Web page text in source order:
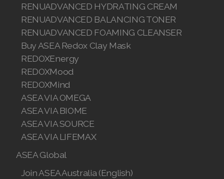
RENUADVANCED HYDRATING CREAM
RENUADVANCED BALANCING TONER
RENUADVANCED FOAMING CLEANSER
Buy ASEA Redox Clay Mask
REDOXEnergy
REDOXMood
REDOXMind
ASEA VIA OMEGA
ASEA VIA BIOME
ASEA VIA SOURCE
ASEA VIA LIFEMAX
ASEA Global
Join ASEA Australia (English)
Join ASEA Portugal (Português)
Join ASEA Romania (Română)
Join ASEA Singapore (English)
Join ASEA Slovakia (Slovenský)
Join ASEA Spain (Español)
Join ASEA Switzerland (Deutsch)